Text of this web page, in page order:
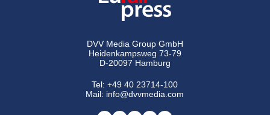
DVV Media Group GmbH
Heidenkampsweg 73-79
D-20097 Hamburg
Tel:+49 40 23714-100
Mail: info@dvvmedia.com